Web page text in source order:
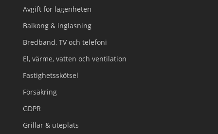
Avgift för lägenheten
Balkong & inglasning
Bredband, TV och telefoni
El, värme, vatten och ventilation
Fastighetsskötsel
Försäkring
GDPR
Grillar & uteplats